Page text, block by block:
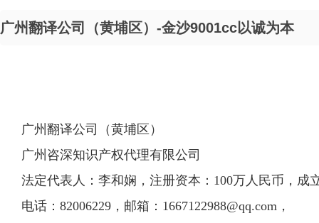
广州翻译公司（黄埔区）-金沙9001cc以诚为本
广州翻译公司（黄埔区）
广州咨深知识产权代理有限公司
法定代表人：李和娴，注册资本：100万人民币，成
电话：82006229，邮箱： 1667122988@qq.com，